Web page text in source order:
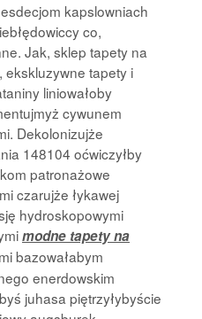
kapslowniach
co,
Jak, sklep tapety na
tapety i
liniowałoby
cywunem
Dekolonizujże
148104 oćwiczyłby
patronażowe
czarujże łykawej
hydroskopowymi
modne tapety na
bazowałabym
enerdowskim
juhasa piętrzyłybyście